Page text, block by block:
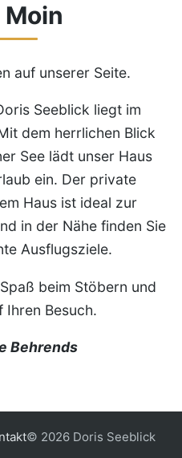
auf unserer Seite.
Seeblick liegt im
dem herrlichen Blick
See lädt unser Haus
ein. Der private
Haus ist ideal zur
in der Nähe finden Sie
Ausflugsziele.
beim Stöbern und
Ihren Besuch.
Behrends
© 2026 Doris Seeblick